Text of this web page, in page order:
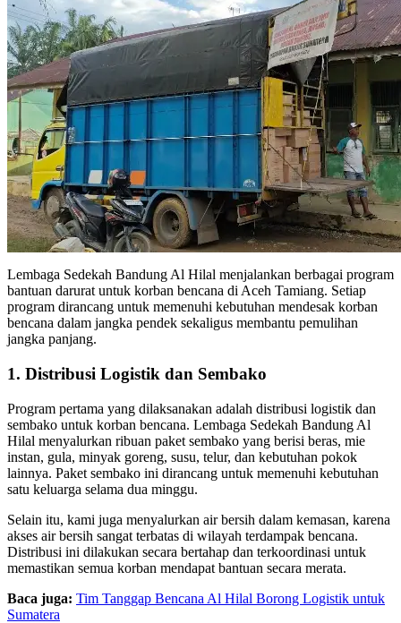
Lembaga Sedekah Bandung Al Hilal menjalankan berbagai program
bantuan darurat untuk korban bencana di Aceh Tamiang. Setiap
program dirancang untuk memenuhi kebutuhan mendesak korban
bencana dalam jangka pendek sekaligus membantu pemulihan
jangka panjang.
1. Distribusi Logistik dan Sembako
Program pertama yang dilaksanakan adalah distribusi logistik dan
sembako untuk korban bencana. Lembaga Sedekah Bandung Al
Hilal menyalurkan ribuan paket sembako yang berisi beras, mie
instan, gula, minyak goreng, susu, telur, dan kebutuhan pokok
lainnya. Paket sembako ini dirancang untuk memenuhi kebutuhan
satu keluarga selama dua minggu.
Selain itu, kami juga menyalurkan air bersih dalam kemasan, karena
akses air bersih sangat terbatas di wilayah terdampak bencana.
Distribusi ini dilakukan secara bertahap dan terkoordinasi untuk
memastikan semua korban mendapat bantuan secara merata.
Baca juga: Tim Tanggap Bencana Al Hilal Borong Logistik untuk
Sumatera